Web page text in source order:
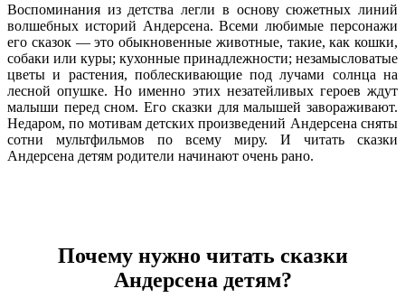
Воспоминания из детства легли в основу сюжетных линий
волшебных историй Андерсена. Всеми любимые персонажи
его сказок — это обыкновенные животные, такие, как кошки,
собаки или куры; кухонные принадлежности; незамысловатые
цветы и растения, поблескивающие под лучами солнца на
лесной опушке. Но именно этих незатейливых героев ждут
малыши перед сном. Его сказки для малышей завораживают.
Недаром, по мотивам детских произведений Андерсена сняты
сотни мультфильмов по всему миру. И читать сказки
Андерсена детям родители начинают очень рано.
Почему нужно читать сказки
Андерсена детям?